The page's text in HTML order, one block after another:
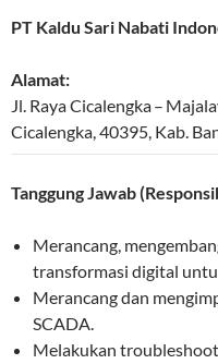
PT Kaldu Sari Nabati
Alamat:
Jl. Raya Cicalengka –
Cicalengka,40395, Kab.
Tanggung Jawab
Merancang,
transformasi digital
Merancang dan
SCADA.
Melakukan